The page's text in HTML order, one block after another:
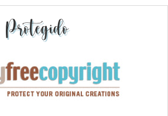
Protegido